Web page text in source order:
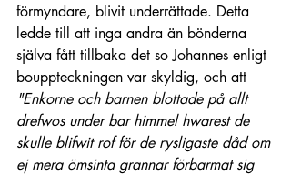
förmyndare, blivit underrättade. Detta
ledde till att inga andra än bönderna
själva fått tillbaka det so Johannes enligt
bouppteckningen var skyldig, och att
"Enkorne och barnen blottade på allt
drefwos under bar himmel hwarest de
skulle blifwit rof för de rysligaste dåd om
ej mera ömsinta grannar förbarmat sig